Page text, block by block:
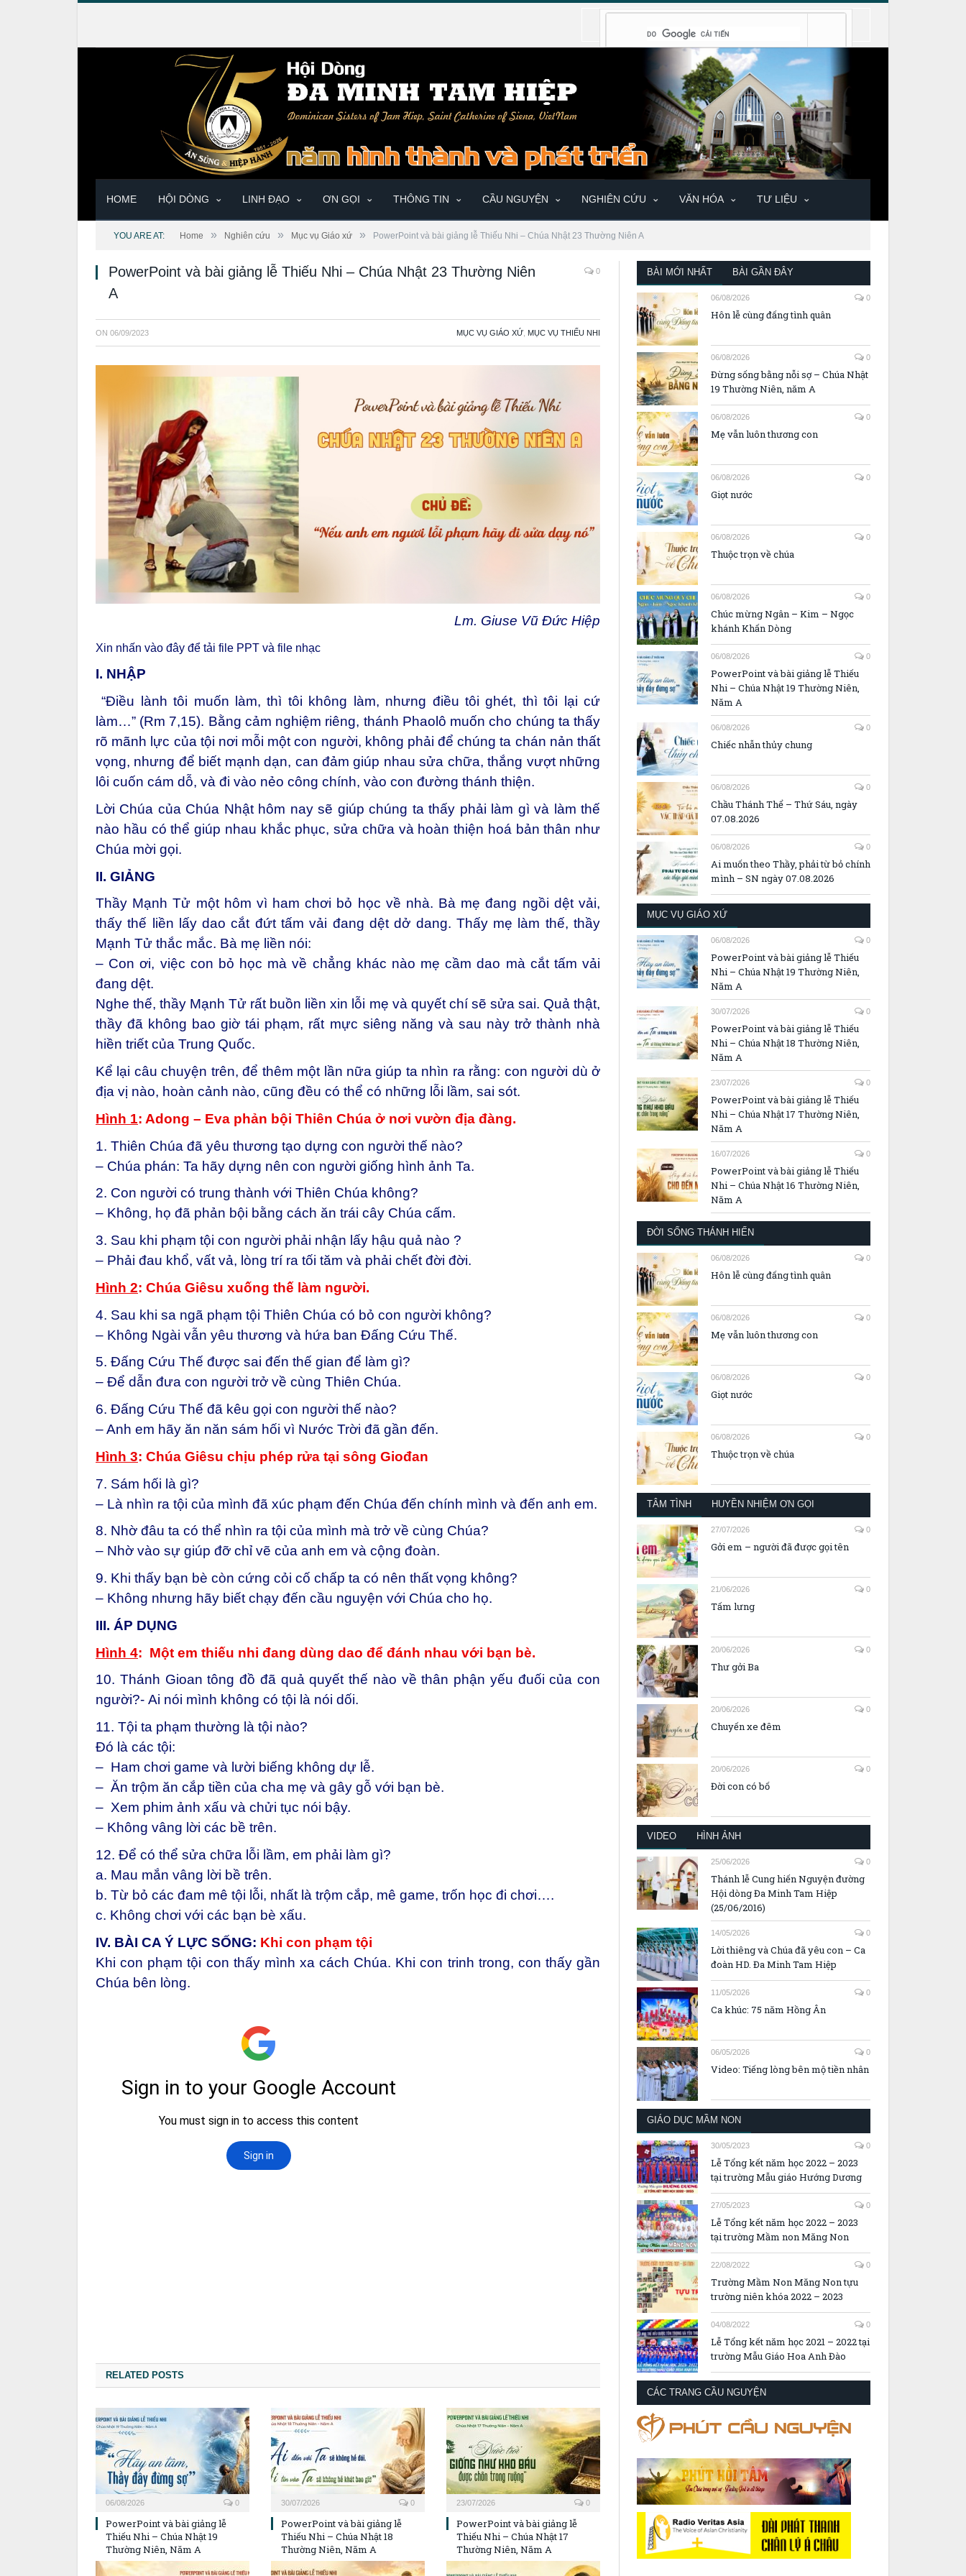
HOME HỘI DÒNG LINH ĐẠO ƠN GỌI THÔNG TIN CẦU NGUYỆN NGHIÊN CỨU VĂN HÓA TƯ LIỆU
YOU ARE AT: Home » Nghiên cứu » Mục vụ Giáo xứ » PowerPoint và bài giảng lễ Thiếu Nhi – Chúa Nhật 23 Thường Niên A
PowerPoint và bài giảng lễ Thiếu Nhi – Chúa Nhật 23 Thường Niên
A
0
ON 06/09/2023 MỤC VỤ GIÁO XỨ MỤC VỤ THIẾU NHI
Lm. Giuse Vũ Đức Hiệp
Xin nhấn vào đây để tải file PPT và file nhạc
I. NHẬP
“Điều lành tôi muốn làm, thì tôi không làm, nhưng điều tôi ghét, thì tôi lại cứ
làm…” (Rm 7,15). Bằng cảm nghiệm riêng, thánh Phaolô muốn cho chúng ta thấy
rõ mãnh lực của tội nơi mỗi một con người, không phải để chúng ta chán nản thất
vọng, nhưng để biết mạnh dạn, can đảm giúp nhau sửa chữa, thắng vượt những
lôi cuốn cám dỗ, và đi vào nẻo công chính, vào con đường thánh thiện.
Lời Chúa của Chúa Nhật hôm nay sẽ giúp chúng ta thấy phải làm gì và làm thế
nào hầu có thể giúp nhau khắc phục, sửa chữa và hoàn thiện hoá bản thân như
Chúa mời gọi.
II. GIẢNG
Thầy Mạnh Tử một hôm vì ham chơi bỏ học về nhà. Bà mẹ đang ngồi dệt vải,
thấy thế liền lấy dao cắt đứt tấm vải đang dệt dở dang. Thấy mẹ làm thế, thầy
Mạnh Tử thắc mắc. Bà mẹ liền nói:
– Con ơi, việc con bỏ học mà về chẳng khác nào mẹ cầm dao mà cắt tấm vải
đang dệt.
Nghe thế, thầy Mạnh Tử rất buồn liền xin lỗi mẹ và quyết chí sẽ sửa sai. Quả thật,
thầy đã không bao giờ tái phạm, rất mực siêng năng và sau này trở thành nhà
hiền triết của Trung Quốc.
Kể lại câu chuyện trên, để thêm một lần nữa giúp ta nhìn ra rằng: con người dù ở
địa vị nào, hoàn cảnh nào, cũng đều có thể có những lỗi lầm, sai sót.
Hình 1: Adong – Eva phản bội Thiên Chúa ở nơi vườn địa đàng.
1. Thiên Chúa đã yêu thương tạo dựng con người thế nào?
– Chúa phán: Ta hãy dựng nên con người giống hình ảnh Ta.
2. Con người có trung thành với Thiên Chúa không?
– Không, họ đã phản bội bằng cách ăn trái cây Chúa cấm.
3. Sau khi phạm tội con người phải nhận lấy hậu quả nào ?
– Phải đau khổ, vất vả, lòng trí ra tối tăm và phải chết đời đời.
Hình 2: Chúa Giêsu xuống thế làm người.
4. Sau khi sa ngã phạm tội Thiên Chúa có bỏ con người không?
– Không Ngài vẫn yêu thương và hứa ban Đấng Cứu Thế.
5. Đấng Cứu Thế được sai đến thế gian để làm gì?
– Để dẫn đưa con người trở về cùng Thiên Chúa.
6. Đấng Cứu Thế đã kêu gọi con người thế nào?
– Anh em hãy ăn năn sám hối vì Nước Trời đã gần đến.
Hình 3: Chúa Giêsu chịu phép rửa tại sông Giođan
7. Sám hối là gì?
– Là nhìn ra tội của mình đã xúc phạm đến Chúa đến chính mình và đến anh em.
8. Nhờ đâu ta có thể nhìn ra tội của mình mà trở về cùng Chúa?
– Nhờ vào sự giúp đỡ chỉ vẽ của anh em và cộng đoàn.
9. Khi thấy bạn bè còn cứng cỏi cố chấp ta có nên thất vọng không?
– Không nhưng hãy biết chạy đến cầu nguyện với Chúa cho họ.
III. ÁP DỤNG
Hình 4: Một em thiếu nhi đang dùng dao để đánh nhau với bạn bè.
10. Thánh Gioan tông đồ đã quả quyết thế nào về thân phận yếu đuối của con
người?- Ai nói mình không có tội là nói dối.
11. Tội ta phạm thường là tội nào?
Đó là các tội:
– Ham chơi game và lười biếng không dự lễ.
– Ăn trộm ăn cắp tiền của cha mẹ và gây gỗ với bạn bè.
– Xem phim ảnh xấu và chửi tục nói bậy.
– Không vâng lời các bề trên.
12. Để có thể sửa chữa lỗi lầm, em phải làm gì?
a. Mau mắn vâng lời bề trên.
b. Từ bỏ các đam mê tội lỗi, nhất là trộm cắp, mê game, trốn học đi chơi….
c. Không chơi với các bạn bè xấu.
IV. BÀI CA Ý LỰC SỐNG: Khi con phạm tội
Khi con phạm tội con thấy mình xa cách Chúa. Khi con trinh trong, con thấy gần
Chúa bên lòng.
RELATED POSTS
06/08/2026 0
PowerPoint và bài giảng lễ
Thiếu Nhi – Chúa Nhật 19
Thường Niên, Năm A
30/07/2026 0
PowerPoint và bài giảng lễ
Thiếu Nhi – Chúa Nhật 18
Thường Niên, Năm A
23/07/2026 0
PowerPoint và bài giảng lễ
Thiếu Nhi – Chúa Nhật 17
Thường Niên, Năm A
BÀI MỚI NHẤT BÀI GẦN ĐÂY
06/08/2026 0
Hôn lễ cùng đấng tình quân
06/08/2026 0
Đừng sống bằng nỗi sợ – Chúa Nhật
19 Thường Niên, năm A
06/08/2026 0
Mẹ vẫn luôn thương con
06/08/2026 0
Giọt nước
06/08/2026 0
Thuộc trọn về chúa
06/08/2026 0
Chúc mừng Ngân – Kim – Ngọc
khánh Khấn Dòng
06/08/2026 0
PowerPoint và bài giảng lễ Thiếu
Nhi – Chúa Nhật 19 Thường Niên,
Năm A
06/08/2026 0
Chiếc nhẫn thủy chung
06/08/2026 0
Chầu Thánh Thể – Thứ Sáu, ngày
07.08.2026
06/08/2026 0
Ai muốn theo Thầy, phải từ bỏ chính
mình – SN ngày 07.08.2026
MỤC VỤ GIÁO XỨ
06/08/2026 0
PowerPoint và bài giảng lễ Thiếu
Nhi – Chúa Nhật 19 Thường Niên,
Năm A
30/07/2026 0
PowerPoint và bài giảng lễ Thiếu
Nhi – Chúa Nhật 18 Thường Niên,
Năm A
23/07/2026 0
PowerPoint và bài giảng lễ Thiếu
Nhi – Chúa Nhật 17 Thường Niên,
Năm A
16/07/2026 0
PowerPoint và bài giảng lễ Thiếu
Nhi – Chúa Nhật 16 Thường Niên,
Năm A
ĐỜI SỐNG THÁNH HIẾN
06/08/2026 0
Hôn lễ cùng đấng tình quân
06/08/2026 0
Mẹ vẫn luôn thương con
06/08/2026 0
Giọt nước
06/08/2026 0
Thuộc trọn về chúa
TÂM TÌNH HUYỀN NHIỆM ƠN GỌI
27/07/2026 0
Gởi em – người đã được gọi tên
21/06/2026 0
Tấm lưng
20/06/2026 0
Thư gởi Ba
20/06/2026 0
Chuyến xe đêm
20/06/2026 0
Đời con có bố
VIDEO HÌNH ẢNH
25/06/2026 0
Thánh lễ Cung hiến Nguyện đường
Hội dòng Đa Minh Tam Hiệp
(25/06/2016)
14/05/2026 0
Lời thiêng và Chúa đã yêu con – Ca
đoàn HD. Đa Minh Tam Hiệp
11/05/2026 0
Ca khúc: 75 năm Hồng Ân
06/05/2026 0
Video: Tiếng lòng bên mộ tiền nhân
GIÁO DỤC MẦM NON
30/05/2023 0
Lễ Tổng kết năm học 2022 – 2023
tại trường Mẫu giáo Hướng Dương
27/05/2023 0
Lễ Tổng kết năm học 2022 – 2023
tại trường Mầm non Măng Non
22/08/2022 0
Trường Mầm Non Măng Non tựu
trường niên khóa 2022 – 2023
04/08/2022 0
Lễ Tổng kết năm học 2021 – 2022 tại
trường Mẫu Giáo Hoa Anh Đào
CÁC TRANG CẦU NGUYỆN